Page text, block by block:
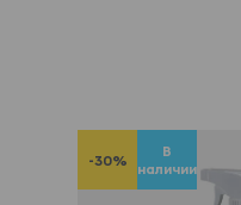
-30%
В
наличии